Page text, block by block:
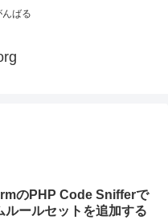
んばる
のPHP Code Snifferで
ルールセットを追加する